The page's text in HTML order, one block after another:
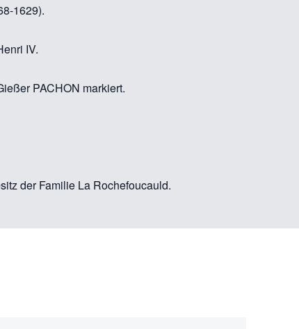
1629).
IV.
PACHON markiert.
der Familie La Rochefoucauld.